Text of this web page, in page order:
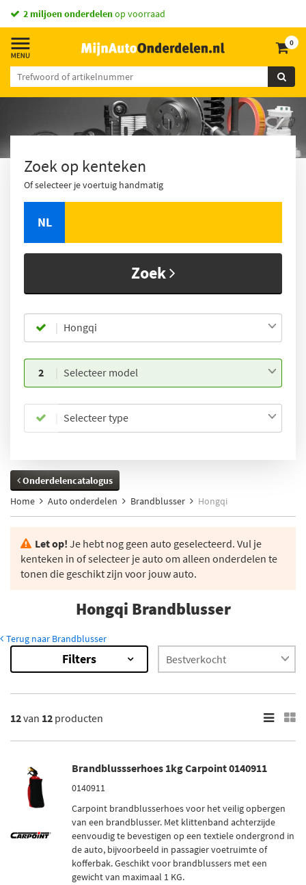
vandaag besteld,morgen in huis *
0
Zoek op kenteken
Of selecteer je voertuig handmatig
NL
Zoek
Hongqi
2 Selecteer model
Selecteer type
Onderdelencatalogus
Home
Auto onderdelen Brandblusser Hongqi
Let op! Je hebt nog geen auto geselecteerd. Vul je
kenteken in of selecteer je auto om alleen onderdelen te
tonen die geschikt zijn voor jouw auto.
Hongqi Brandblusser
Terug naar Brandblusser
Resultaten
×
Carpoint (1)
Belmic (7)
Voorraad
Op voorraad (10)
Niet op voorraad (2)
Filters
12van 12 producten
Brandblussserhoes 1kg Carpoint 0140911
0140911
Carpoint brandblusserhoes voor het veilig opbergen
van een brandblusser. Met klittenband achterzijde
eenvoudig te bevestigen op een textiele ondergrond in
de auto, bijvoorbeeld in passagier voetruimte of
kofferbak. Geschikt voor brandblussers met een
gewicht van maximaal 1 KG.